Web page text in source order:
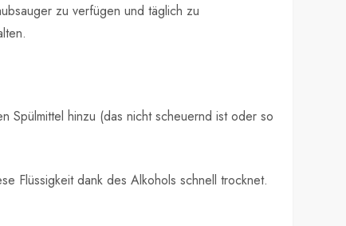
zu verfügen und täglich zu
Spülmittel hinzu (das nicht scheuernd ist oder so
Flüssigkeit dank des Alkohols schnell trocknet.